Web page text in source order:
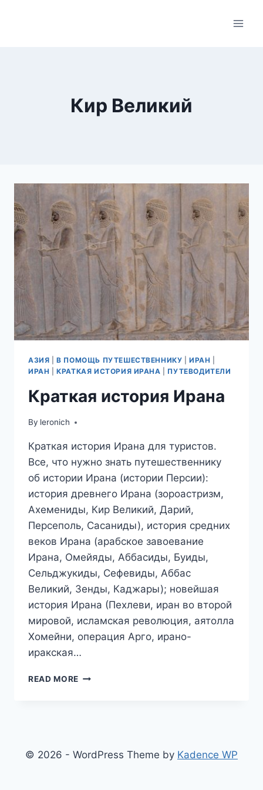
Кир Великий
АЗИЯ |В ПОМОЩЬ ПУТЕШЕСТВЕННИКУ |ИРАН
ИРАН |КРАТКАЯ ИСТОРИЯ ИРАНА ПУТЕВОДИТЕЛИ
Краткая история Ирана
By leronich
Краткая история Ирана для туристов.
Все, что нужно знать путешественнику
об истории Ирана (истории Персии):
история древнего Ирана (зороастризм,
Ахемениды, Кир Великий, Дарий,
Персеполь, Сасаниды), история средних
веков Ирана (арабское завоевание
Ирана, Омейяды, Аббасиды, Буиды,
Сельджукиды, Сефевиды, Аббас
Великий, Зенды, Каджары); новейшая
история Ирана (Пехлеви, иран во второй
мировой, исламская революция, аятолла
Хомейни, операция Арго, ирано-
иракская…
READ MORE КРАТКАЯ
© 2026 - WordPress Theme by Kadence WP